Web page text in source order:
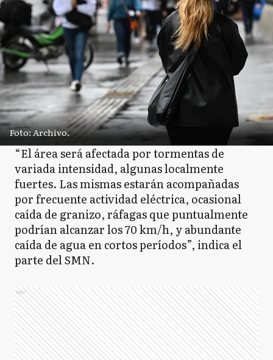
Foto: Archivo.
“El área será afectada por tormentas de
variada intensidad, algunas localmente
fuertes. Las mismas estarán acompañadas
por frecuente actividad eléctrica, ocasional
caída de granizo, ráfagas que puntualmente
podrían alcanzar los 70 km/h, y abundante
caída de agua en cortos períodos”, indica el
parte del SMN.
Ads